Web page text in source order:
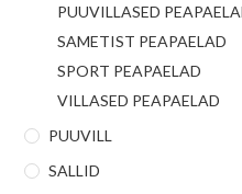
PUUVILLASED
SAMETIST PEAPAELAD
SPORT PEAPAELAD
VILLASED PEAPAELAD
PUUVILL
SALLID